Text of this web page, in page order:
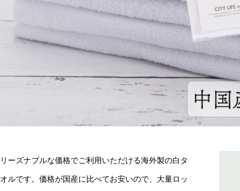
リーズナブルな価格でご利用いただける海外製の白タ
オルです。価格が国産に比べてお安いので、大量ロッ